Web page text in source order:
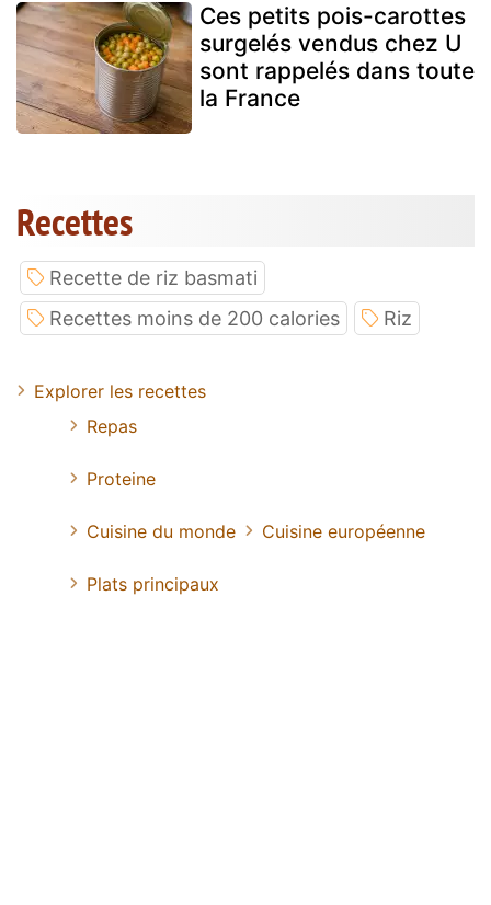
Ces petits pois-carottes
surgelés vendus chez U
sont rappelés dans toute
la France
Recettes
Recette de riz basmati
Recettes moins de 200 calories
Riz
Explorer les recettes
Repas
Proteine
Cuisine du monde Cuisine européenne
Plats principaux